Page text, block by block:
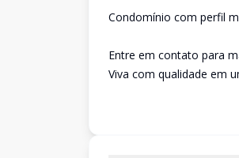
Condomínio com perfil
Entre em contato para
Viva com qualidade em